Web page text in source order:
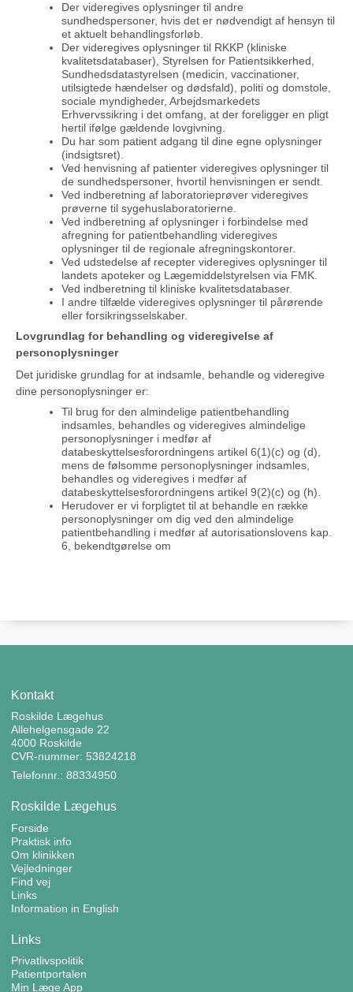
Der videregives oplysninger til andre
sundhedspersoner, hvis det er nødvendigt af hensyn til
et aktuelt behandlingsforløb.
Der videregives oplysninger til RKKP (kliniske
kvalitetsdatabaser), Styrelsen for Patientsikkerhed,
Sundhedsdatastyrelsen (medicin, vaccinationer,
utilsigtede hændelser og dødsfald), politi og domstole,
sociale myndigheder, Arbejdsmarkedets
Erhvervssikring i det omfang, at der foreligger en pligt
hertil ifølge gældende lovgivning.
Du har som patient adgang til dine egne oplysninger
(indsigtsret).
Ved henvisning af patienter videregives oplysninger til
de sundhedspersoner, hvortil henvisningen er sendt.
Ved indberetning af laboratorieprøver videregives
prøverne til sygehuslaboratorierne.
Ved indberetning af oplysninger i forbindelse med
afregning for patientbehandling videregives
oplysninger til de regionale afregningskontorer.
Ved udstedelse af recepter videregives oplysninger til
landets apoteker og Lægemiddelstyrelsen via FMK.
Ved indberetning til kliniske kvalitetsdatabaser.
I andre tilfælde videregives oplysninger til pårørende
eller forsikringsselskaber.
Lovgrundlag for behandling og videregivelse af
personoplysninger
Det juridiske grundlag for at indsamle, behandle og videregive
dine personoplysninger er:
Til brug for den almindelige patientbehandling
indsamles, behandles og videregives almindelige
personoplysninger i medfør af
databeskyttelsesforordningens artikel 6(1)(c) og (d),
mens de følsomme personoplysninger indsamles,
behandles og videregives i medfør af
databeskyttelsesforordningens artikel 9(2)(c) og (h).
Herudover er vi forpligtet til at behandle en række
personoplysninger om dig ved den almindelige
patientbehandling i medfør af autorisationslovens kap.
6, bekendtgørelse om
Kontakt
Roskilde Lægehus
Allehelgensgade 22
4000 Roskilde
CVR-nummer: 53824218
Telefonnr.: 88334950
Roskilde Lægehus
Forside
Praktisk info
Om klinikken
Vejledninger
Find vej
Links
Information in English
Links
Privatlivspolitik
Patientportalen
Min Læge App